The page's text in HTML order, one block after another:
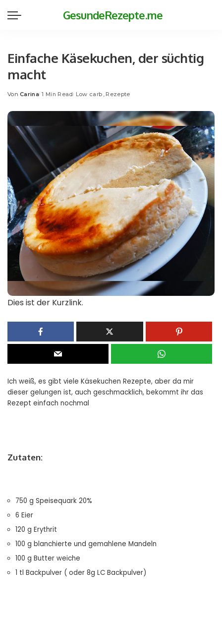
GesundeRezepte.me
Einfache Käsekuchen, der süchtig
macht
Posted
Von Carina 1 Min Read Low carb Rezepte
Dies ist der Kurzlink.
Ich weiß, es gibt viele Käsekuchen Rezepte, aber da mir
dieser gelungen ist, auch geschmacklich, bekommt ihr das
Rezept einfach nochmal
Zutaten:
750 g Speisequark 20%
6 Eier
120 g Erythrit
100 g blanchierte und gemahlene Mandeln
100 g Butter weiche
1 tl Backpulver ( oder 8g LC Backpulver)